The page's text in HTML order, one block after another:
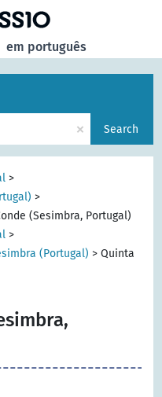
em português
× Search
>
>
(Sesimbra, Portugal)
>
(Portugal) >Quinta